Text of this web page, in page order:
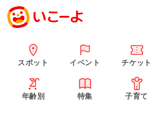
スポット イベント チケット
年齢別 特集 子育て